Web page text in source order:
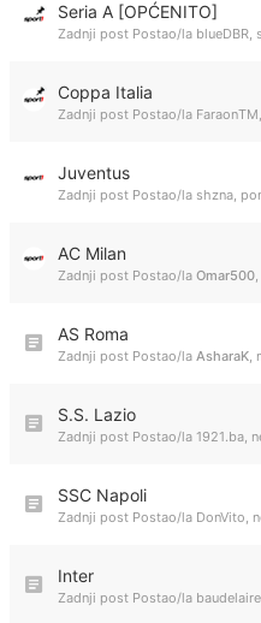
Seria A [OPĆENITO]
Zadnji post Postao/la blueDBR,
Coppa Italia
Zadnji post Postao/la FaraonTM,
Juventus
Zadnji post Postao/la shzna,
AC Milan
Zadnji post Postao/la Omar500,
AS Roma
Zadnji post Postao/la AsharaK,
S.S. Lazio
Zadnji post Postao/la 1921.ba,
SSC Napoli
Zadnji post Postao/la DonVito,
Inter
Zadnji post Postao/la baudelaire